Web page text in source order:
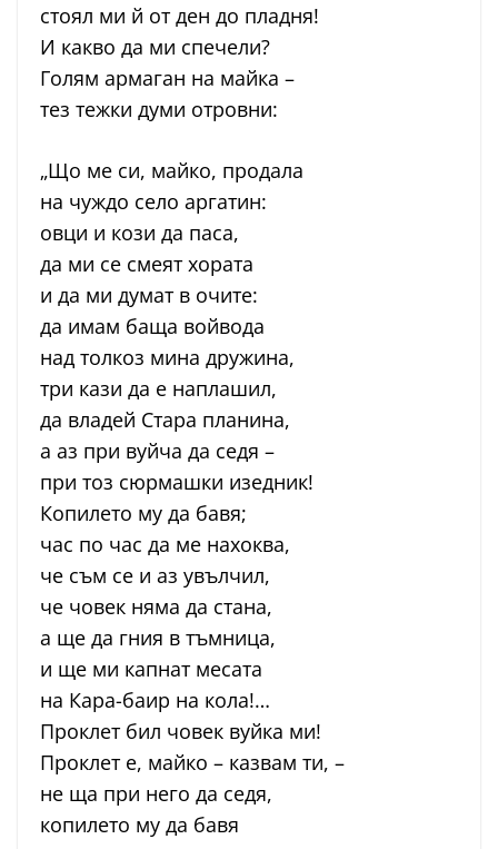
стоял ми й от ден до пладня!
И какво да ми спечели?
Голям армаган на майка –
тез тежки думи отровни:
„Що ме си, майко, продала
на чуждо село аргатин:
овци и кози да паса,
да ми се смеят хората
и да ми думат в очите:
да имам баща войвода
над толкоз мина дружина,
три кази да е наплашил,
да владей Стара планина,
а аз при вуйча да седя –
при тоз сюрмашки изедник!
Копилето му да бавя;
час по час да ме нахоква,
че съм се и аз увълчил,
че човек няма да стана,
а ще да гния в тъмница,
и ще ми капнат месата
на Кара-баир на кола!…
Проклет бил човек вуйка ми!
Проклет е, майко – казвам ти, –
не ща при него да седя,
копилето му да бавя